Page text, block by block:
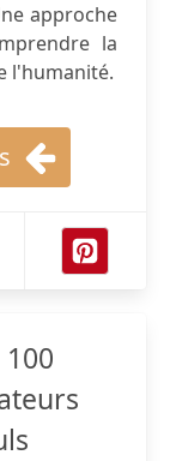
approche
la
l'humanité.